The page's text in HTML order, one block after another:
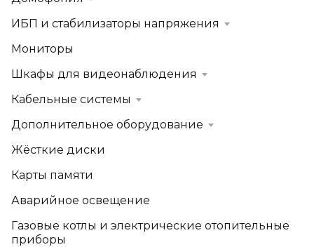
ИБП и стабилизаторы напряжения
Мониторы
Шкафы для видеонаблюдения
Кабельные системы
Дополнительное оборудование
Жёсткие диски
Карты памяти
Аварийное освещение
Газовые котлы и электрические отопительные
приборы